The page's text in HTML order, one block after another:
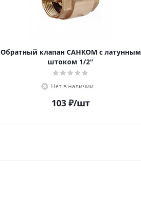
Обратный клапан САНКОМ с латунным
штоком 1/2"
Нет в наличии
103₽/шт